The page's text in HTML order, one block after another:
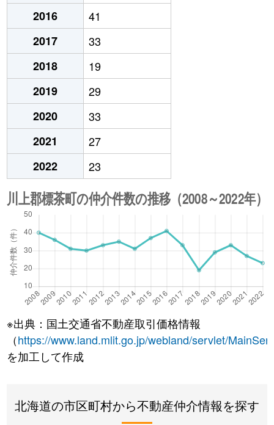
2016
41
2017
33
2018
19
2019
29
2020
33
2021
27
2022
23
※出典：国土交通省不動産取引価格情報
（https://www.land.mlit.go.jp/webland/servlet/
を加工して作成
北海道の市区町村から不動産仲介情報を探す